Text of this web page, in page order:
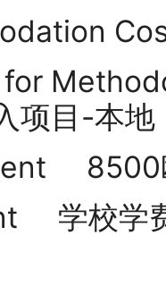
for
项目-本
8500
学校